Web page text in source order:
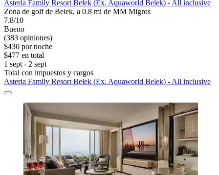
Asteria Family Resort Belek (Ex. Aquaworld Belek) - All inclusive
Zona de golf de Belek, a 0.8 mi de MM Migros
7.8/10
Bueno
(383 opiniones)
$430 por noche
$477 en total
1 sept - 2 sept
Total con impuestos y cargos
Asteria Family Resort Belek (Ex. Aquaworld Belek) - All inclusive